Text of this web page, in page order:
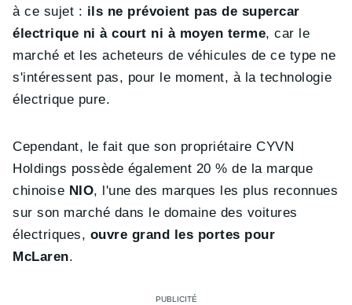
à ce sujet : ils ne prévoient pas de supercar
électrique ni à court ni à moyen terme, car le
marché et les acheteurs de véhicules de ce type ne
s'intéressent pas, pour le moment, à la technologie
électrique pure.
Cependant, le fait que son propriétaire CYVN
Holdings possède également 20 % de la marque
chinoise NIO, l'une des marques les plus reconnues
sur son marché dans le domaine des voitures
électriques, ouvre grand les portes pour
McLaren.